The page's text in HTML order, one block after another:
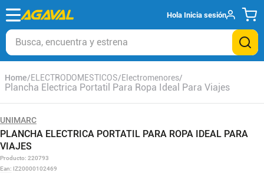
Hola Inicia sesión
Busca, encuentra y estrena
ELECTRODOMESTICOS Electromenores
Plancha Electrica Portatil Para Ropa Ideal Para Viajes
UNIMARC
PLANCHA ELECTRICA PORTATIL PARA ROPA IDEAL PARA
VIAJES
Producto: 220793
Ean: IZ20000102469